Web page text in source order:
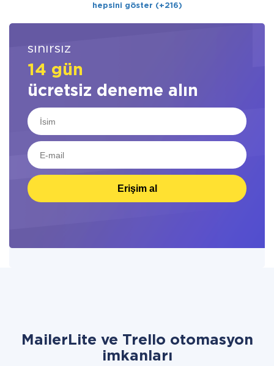
hepsini göster (+216)
sınırsız
14 gün
ücretsiz deneme alın
Erişim al
MailerLite ve Trello otomasyon
imkanları